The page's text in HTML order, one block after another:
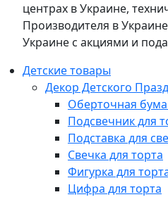
центрах в Украине,
Производителя в
Украине с акциями и
Детские товары
Декор Детского
Оберточная
Подсвечник для
Подставка для
Свечка для торта
Фигурка для
Цифра для торта